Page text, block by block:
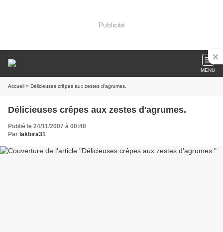
Publicité
MENU
Accueil » Délicieuses crêpes aux zestes d'agrumes.
Délicieuses crêpes aux zestes d'agrumes.
Publié le 24/11/2007 à 00:40
Par lakbira31